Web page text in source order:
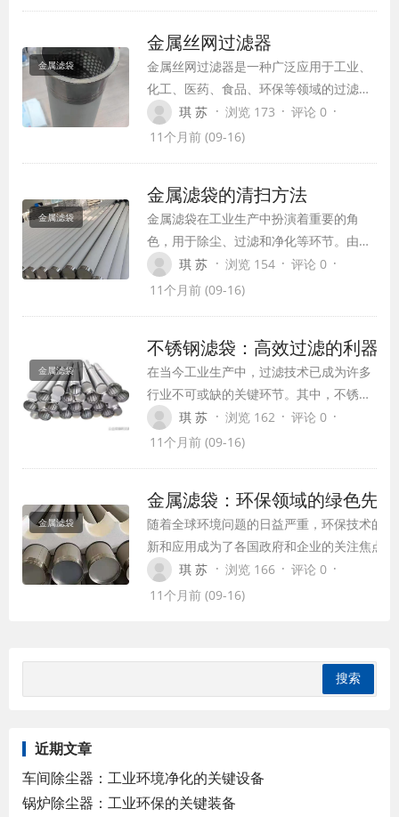
润滑剂等。
金属滤袋
金属丝网过滤器
金属丝网过滤器是一种广泛应用于工业、
化工、医药、食品、环保等领域的过滤设
备。它以金属丝网为过滤材料，利用其细
密的网格结构，有效地拦截并去除流体中
滤器的特点、种类、应用以及未来发展趋
势。
琪 苏 · 浏览 173 · 评论 0 ·
11个月前 (09-16)
金属滤袋
金属滤袋的清扫方法
金属滤袋在工业生产中扮演着重要的角
色，用于除尘、过滤和净化等环节。由于
金属滤袋在运行过程中会不断积聚粉尘和
杂质，因此需要定期进行清扫，以确保其
琪 苏 · 浏览 154 · 评论 0 ·
11个月前 (09-16)
金属滤袋
不锈钢滤袋：高效过滤的利器
在当今工业生产中，过滤技术已成为许多
行业不可或缺的关键环节。其中，不锈钢
滤袋作为一种专业的过滤设备，凭借其独
特的性能和广泛的应用领域，越来越受到
全面介绍。
琪 苏 · 浏览 162 · 评论 0 ·
11个月前 (09-16)
金属滤袋
金属滤袋：环保领域的绿色先锋
随着全球环境问题的日益严重，环保技术的创
新和应用成为了各国政府和企业的关注焦点。
在众多环保技术中，金属滤袋作为一种新型的
过滤材料，因其优异的性能和广泛的应用前
场前景等多个方面进行详细分析，探讨其在环
琪 苏 · 浏览 166 · 评论 0 ·
11个月前 (09-16)
近期文章
车间除尘器：工业环境净化的关键设备
锅炉除尘器：工业环保的关键装备